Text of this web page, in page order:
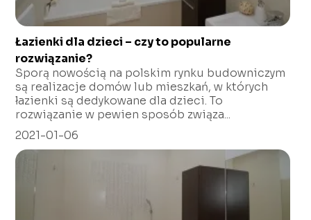
Łazienki dla dzieci – czy to popularne
rozwiązanie?
Sporą nowością na polskim rynku budowniczym
są realizacje domów lub mieszkań, w których
łazienki są dedykowane dla dzieci. To
rozwiązanie w pewien sposób związa...
2021-01-06